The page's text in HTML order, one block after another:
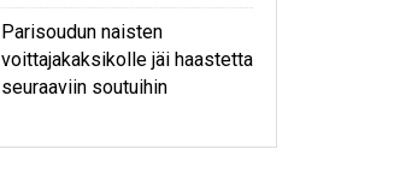
Parisoudun naisten
voittajakaksikolle jäi haastetta
seuraaviin soutuihin